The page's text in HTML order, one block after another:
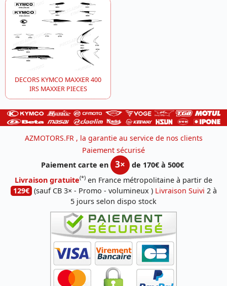
DECORS KYMCO MAXXER 400
IRS MAXXER PIECES
AZMOTORS.FR , la garantie au service de nos clients
Paiement sécurisé
Paiement carte en
3×
de 170€ à 500€
Livraison gratuite(*) en France métropolitaine à partir de
129€ (sauf CB 3× - Promo - volumineux ) Livraison Suivi 2 à
5 jours selon dispo stock